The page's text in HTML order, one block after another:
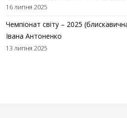
16 липня 2025
Чемпіонат світу – 2025
Івана Антоненко
13 липня 2025